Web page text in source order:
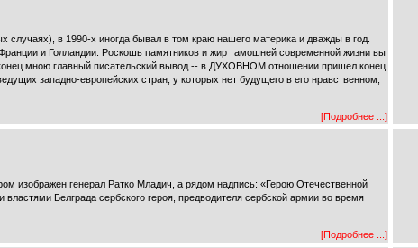
в 1990-х иногда бывал в том краю нашего материка и дважды в год.
и Голландии. Роскошь памятников и жир тамошней современной жизни вы
мною главный писательский вывод -- в ДУХОВНОМ отношении пришел конец
западно-европейских стран, у которых нет будущего в его нравственном,
[Подробнее ...]
изображен генерал Ратко Младич, а рядом надпись: «Герою Отечественной
Белграда сербского героя, предводителя сербской армии во время
[Подробнее ...]